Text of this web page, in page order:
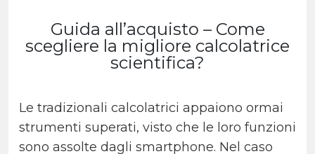
Guida all’acquisto – Come
scegliere la migliore calcolatrice
scientifica?
Le tradizionali calcolatrici appaiono ormai
strumenti superati, visto che le loro funzioni
sono assolte dagli smartphone. Nel caso